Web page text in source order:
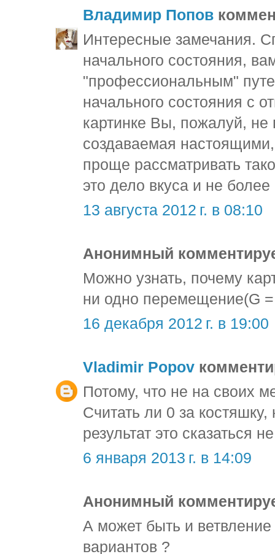
Владимир Попов
Интересные замечания.
начального состояния,
"профессиональным"
начального состояния с
картинке Вы, пожалуй,
создаваемая
проще рассматривать
это дело вкуса и не
13 августа 2012 г. в 08:10
Анонимный
Можно узнать, почему
ни одно перемещение(G
16 декабря 2012 г. в 19:00
Vladimir Popov
Потому, что не на своих
Считать ли 0 за
результат это сказаться
6 января 2013 г. в 14:09
Анонимный
А может быть и
вариантов ?